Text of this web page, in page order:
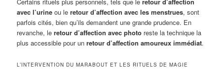
Certains rituels plus personnels, tels que leretour d’affection
avec l’urine ou leretour d’affection avec les menstrues, sont
parfois cités, bien qu’ils demandent une grande prudence. En
revanche, leretour d’affection avec photo reste la technique la
plus accessible pour unretour d’affection amoureux immédiat.
L’INTERVENTION DU MARABOUT ET LES RITUELS DE MAGIE